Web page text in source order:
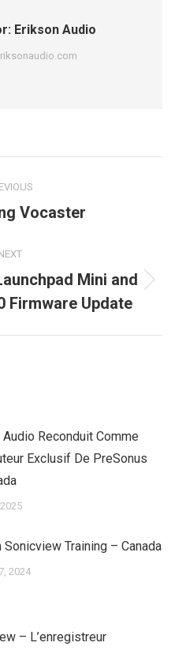
Erikson Audio
Previous
Vocaster
Next
post:
Mini and
Firmware Update
Audio Reconduit Comme
Exclusif De PreSonus
Sonicview Training – Canada
2024
– L’enregistreur